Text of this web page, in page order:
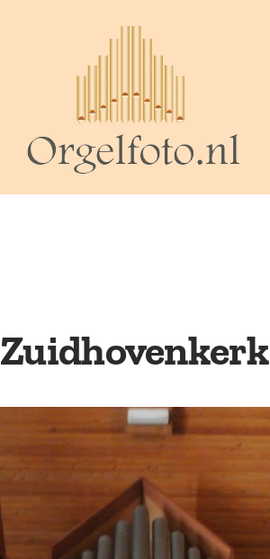
Zuidhovenkerk